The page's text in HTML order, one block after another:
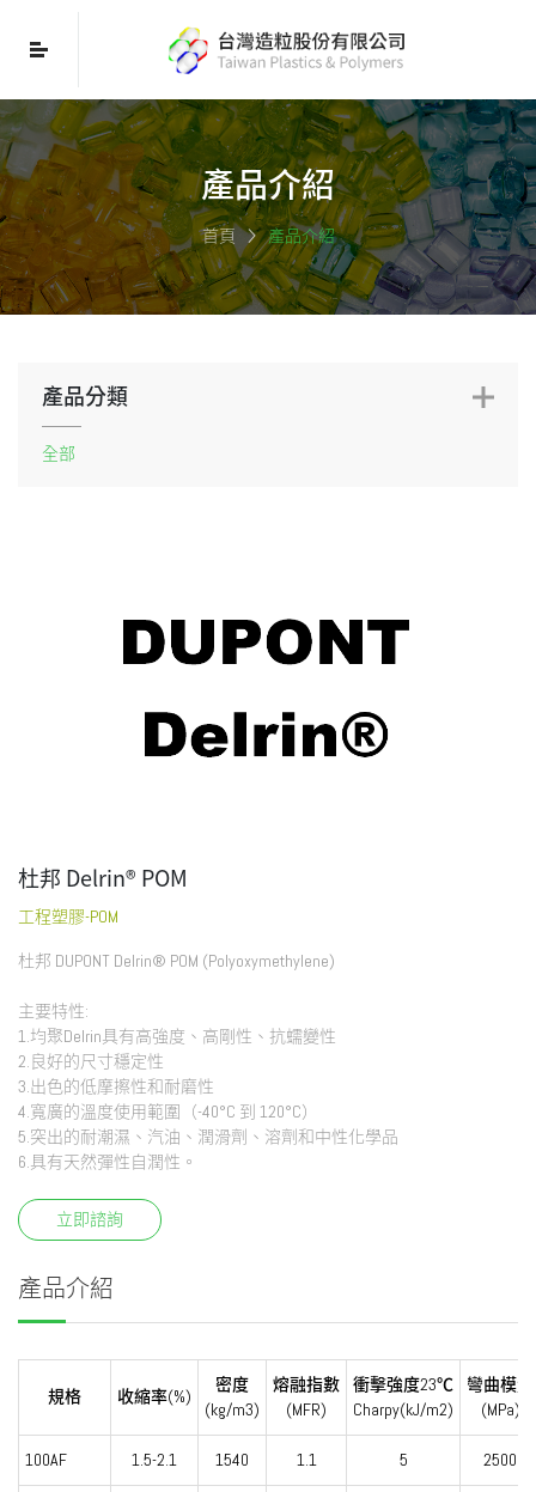
產品介紹
首頁 產品介紹
產品分類
全部
杜邦 Delrin® POM
工程塑膠-POM
杜邦 DUPONT Delrin® POM (Polyoxymethylene)
主要特性:
1.均聚Delrin具有高強度、高剛性、抗蠕變性
2.良好的尺寸穩定性
3.出色的低摩擦性和耐磨性
4.寬廣的溫度使用範圍（-40°C 到 120°C）
5.突出的耐潮濕、汽油、潤滑劑、溶劑和中性化學品
6.具有天然彈性自潤性。
立即諮詢
產品介紹
規格 收縮率(%)
密度
(kg/m3)
熔融指數
(MFR)
衝擊強度23℃
Charpy(kJ/m2)
彎曲模量
(MPa)
100AF 1.5-2.1 1540 1.1 5 2500